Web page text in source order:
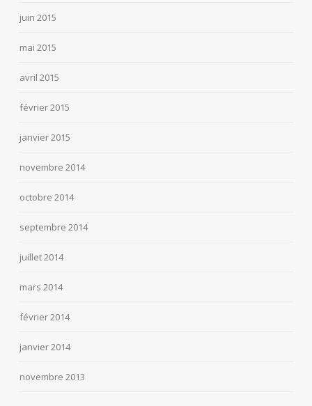
juin 2015
mai 2015
avril 2015
février 2015
janvier 2015
novembre 2014
octobre 2014
septembre 2014
juillet 2014
mars 2014
février 2014
janvier 2014
novembre 2013